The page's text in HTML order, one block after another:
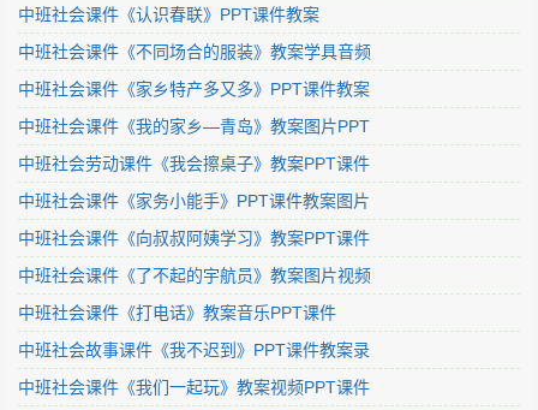
中班社会课件《认识春联》PPT课件教案
中班社会课件《不同场合的服装》教案学具音频
中班社会课件《家乡特产多又多》PPT课件教案
中班社会课件《我的家乡—青岛》教案图片PPT
中班社会劳动课件《我会擦桌子》教案PPT课件
中班社会课件《家务小能手》PPT课件教案图片
中班社会课件《向叔叔阿姨学习》教案PPT课件
中班社会课件《了不起的宇航员》教案图片视频
中班社会课件《打电话》教案音乐PPT课件
中班社会故事课件《我不迟到》PPT课件教案录
中班社会课件《我们一起玩》教案视频PPT课件